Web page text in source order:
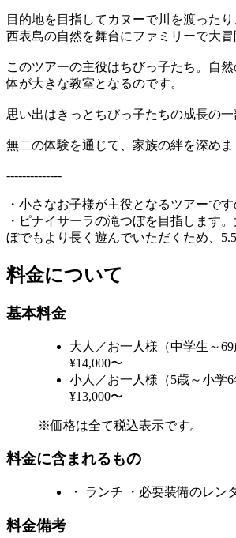
目的地を目指してカヌーで川を渡った
西表島の自然を舞台にファミリーで大冒
このツアーの主役はちびっ子たち。自
体が大きな教室となるのです。
思い出はきっとちびっ子たちの成長の
無二の体験を通じて、家族の絆を深めま
--------------
・小さなお子様が主役となるツアーで
・ピナイサーラの滝つぼを目指します
ぼでもより長く遊んでいただくため、
料金について
基本料金
大人／お一人様（中学生～69
¥14,000〜
小人／お一人様（5歳～小学6
¥13,000〜
※価格は全て税込表示です。
料金に含まれるもの
・ ランチ ・必要装備のレン
料金備考